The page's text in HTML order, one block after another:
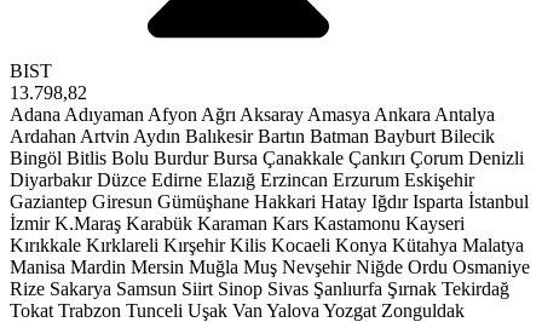
BIST
13.798,82
Adana Adıyaman Afyon Ağrı Aksaray Amasya Ankara Antalya
Ardahan Artvin Aydın Balıkesir Bartın Batman Bayburt Bilecik
Bingöl Bitlis Bolu Burdur Bursa Çanakkale Çankırı Çorum Denizli
Diyarbakır Düzce Edirne Elazığ Erzincan Erzurum Eskişehir
Gaziantep Giresun Gümüşhane Hakkari Hatay Iğdır Isparta İstanbul
İzmir K.Maraş Karabük Karaman Kars Kastamonu Kayseri
Kırıkkale Kırklareli Kırşehir Kilis Kocaeli Konya Kütahya Malatya
Manisa Mardin Mersin Muğla Muş Nevşehir Niğde Ordu Osmaniye
Rize Sakarya Samsun Siirt Sinop Sivas Şanlıurfa Şırnak Tekirdağ
Tokat Trabzon Tunceli Uşak Van Yalova Yozgat Zonguldak